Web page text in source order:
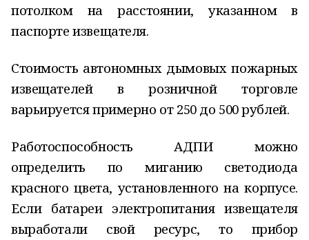
потолком на расстоянии, указанном в
паспорте извещателя.
Стоимость автономных дымовых пожарных
извещателей в розничной торговле
варьируется примерно от 250 до 500 рублей.
Работоспособность АДПИ можно
определить по миганию светодиода
красного цвета, установленного на корпусе.
Если батареи электропитания извещателя
выработали свой ресурс, то прибор